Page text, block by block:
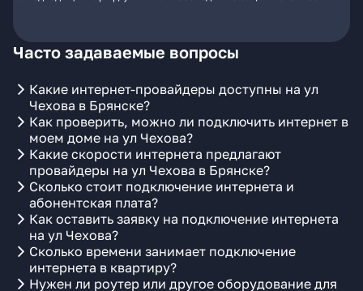
Часто задаваемые вопросы
Какие интернет-провайдеры доступны на ул
Чехова в Брянске?
Как проверить, можно ли подключить интернет в
моем доме на ул Чехова?
Какие скорости интернета предлагают
провайдеры на ул Чехова в Брянске?
Сколько стоит подключение интернета и
абонентская плата?
Как оставить заявку на подключение интернета
на ул Чехова?
Сколько времени занимает подключение
интернета в квартиру?
Нужен ли роутер или другое оборудование для